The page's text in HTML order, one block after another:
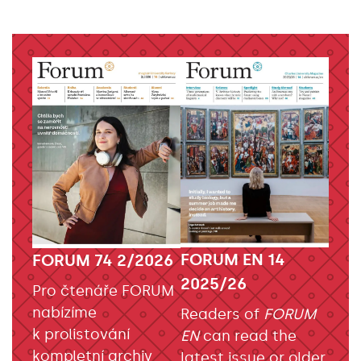
FORUM 74 2/2026
Pro čtenáře FORUM
nabízíme
k prolistování
kompletní archiv
FORUM EN 14
2025/26
Readers of FORUM
ENcan read the